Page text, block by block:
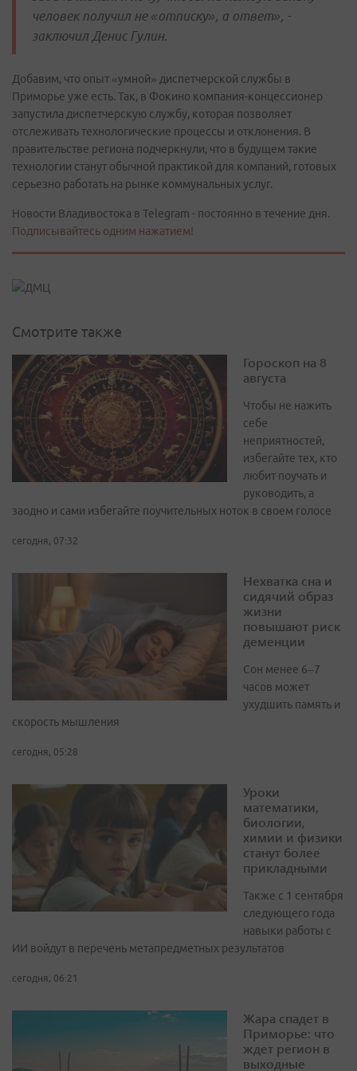
человек получил не «отписку», а ответ», -
заключил Денис Гулин.
Добавим, что опыт «умной» диспетчерской службы в
Приморье уже есть. Так, в Фокино компания-концессионер
запустила диспетчерскую службу, которая позволяет
отслеживать технологические процессы и отклонения. В
правительстве региона подчеркнули, что в будущем такие
технологии станут обычной практикой для компаний, готовых
серьезно работать на рынке коммунальных услуг.
Новости Владивостока в Telegram - постоянно в течение дня.
Подписывайтесь одним нажатием!
Смотрите также
Гороскоп на 8
августа
Чтобы не нажить
себе
неприятностей,
избегайте тех, кто
любит поучать и
руководить, а
заодно и сами избегайте поучительных ноток в своем голосе
сегодня, 07:32
Нехватка сна и
сидячий образ
жизни
повышают риск
деменции
Сон менее 6–7
часов может
ухудшить память и
скорость мышления
сегодня, 05:28
Уроки
математики,
биологии,
химии и физики
станут более
прикладными
Также с 1 сентября
следующего года
навыки работы с
ИИ войдут в перечень метапредметных результатов
сегодня, 06:21
Жара спадет в
Приморье: что
ждет регион в
выходные